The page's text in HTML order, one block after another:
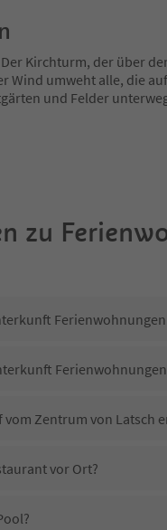
Kirchturm, der über
Wind umweht alle, die
und Felder
zu
Zentrum von Latsch
vor Ort?